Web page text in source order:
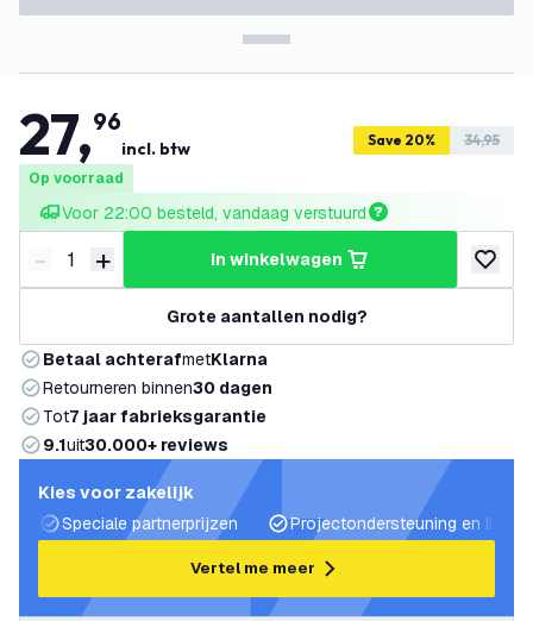
27,96
incl. btw Save 20% 34,95
Op voorraad
Voor 22:00 besteld, vandaag verstuurd
Verminder hoeveelheid
- Verhoog hoeveelheid
+ in winkelwagen
Grote aantallen nodig?
Betaal achterafmetKlarna
Retourneren binnen30 dagen
Tot7 jaar fabrieksgarantie
9.1uit30.000+ reviews
Kies voor zakelijk
Speciale partnerprijzen
Projectondersteuning en
Vertel me meer